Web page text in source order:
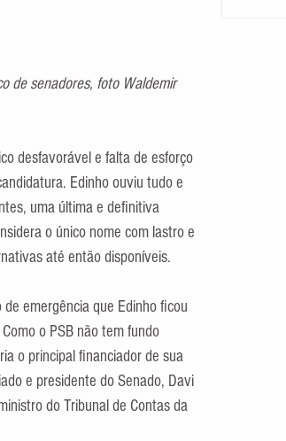
de senadores, foto Waldemir
desfavorável e falta de esforço
Edinho ouviu tudo e
uma última e definitiva
o único nome com lastro e
até então disponíveis.
emergência que Edinho ficou
o PSB não tem fundo
o principal financiador de sua
e presidente do Senado, Davi
do Tribunal de Contas da